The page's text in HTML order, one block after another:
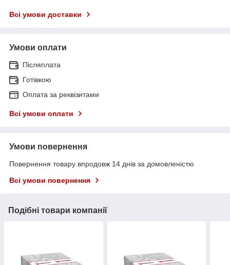
Всі умови доставки
Умови оплати
Післяплата
Готівкою
Оплата за реквізитами
Всі умови оплати
Умови повернення
Повернення товару впродовж 14 днів за домовленістю
Всі умови повернення
Подібні товари компанії